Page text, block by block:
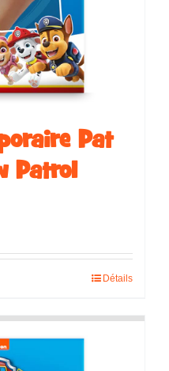
​​​​Pat
Patrol
Détails